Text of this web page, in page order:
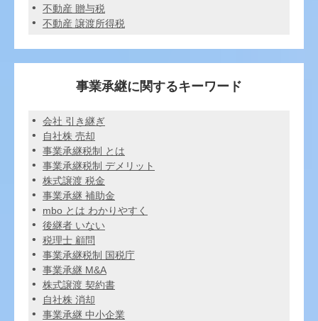
不動産 贈与税
不動産 譲渡所得税
事業承継に関するキーワード
会社 引き継ぎ
自社株 売却
事業承継税制 とは
事業承継税制 デメリット
株式譲渡 税金
事業承継 補助金
mbo とは わかりやすく
後継者 いない
税理士 顧問
事業承継税制 国税庁
事業承継 M&A
株式譲渡 契約書
自社株 消却
事業承継 中小企業